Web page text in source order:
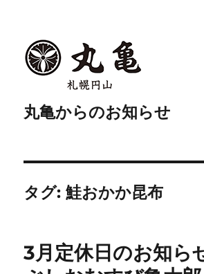
丸亀からのお知らせ
タグ:鮭おかか昆布
3月定休日のお知ら